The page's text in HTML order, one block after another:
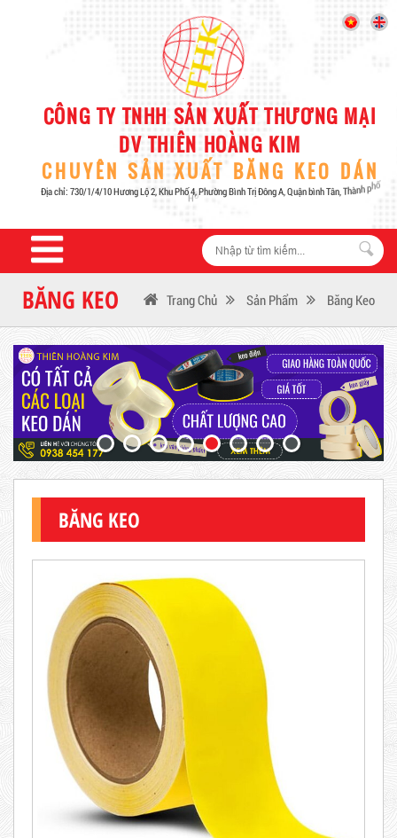
BĂNG KEO Trang Chủ Sản Phẩm Băng Keo
BĂNG KEO